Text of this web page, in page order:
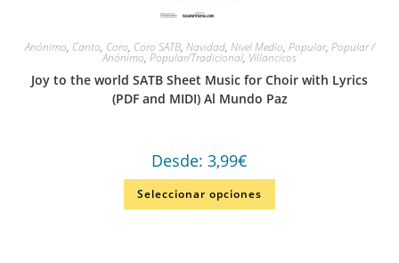
Anónimo, Canto, Coro, Coro SATB, Navidad, Nivel Medio, Popular, Popular /
Anónimo, Popular/Tradicional, Villancicos
Joy to the world SATB Sheet Music for Choir with Lyrics
(PDF and MIDI) Al Mundo Paz
Desde: 3,99€
Seleccionar opciones